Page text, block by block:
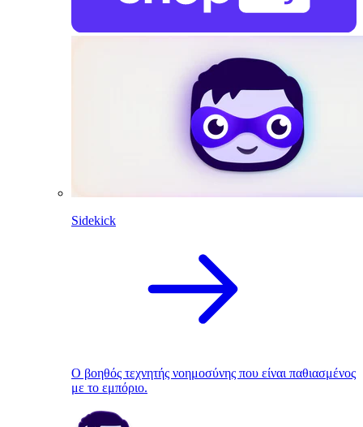
Sidekick
Ο βοηθός τεχνητής νοημοσύνης που είναι παθιασμένος
με το εμπόριο.